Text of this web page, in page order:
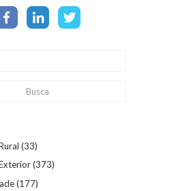
(33)
(373)
(177)